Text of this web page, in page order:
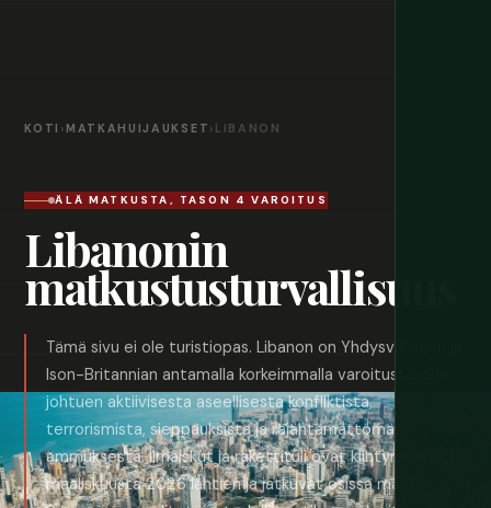
KOTI ›MATKAHUIJAUKSET › LIBANON
ÄLÄ MATKUSTA, TASON 4 VAROITUS
Libanonin
matkustusturvallisuus
Tämä sivu ei ole turistiopas. Libanon on Yhdysvaltojen ja
Ison-Britannian antamalla korkeimmalla varoitustasolla
johtuen aktiivisesta aseellisesta konfliktista,
terrorismista, sieppauksista ja räjähtämättömästä
ammuksesta. Ilmaiskut ja rakettituli ovat kiihtyneet
maaliskuusta 2026 lähtien ja jatkuvat osissa maata.